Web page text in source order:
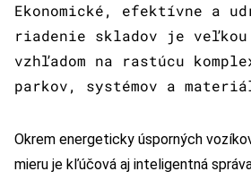
Ekonomické, efektívne a
riadenie skladov je veľkou
vzhľadom na rastúcu
parkov, systémov a
Okrem energeticky úsporných
mieru je kľúčová aj inteligentná